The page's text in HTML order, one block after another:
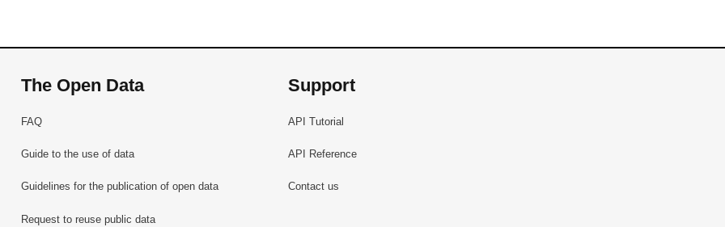
The Open Data
FAQ
Guide to the use of data
Guidelines for the publication of open data
Request to reuse public data
Support
API Tutorial
API Reference
Contact us